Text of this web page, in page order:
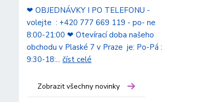
❤ OBJEDNÁVKY I PO TELEFONU -
volejte : +420 777 669 119 - po- ne
8:00-21:00 ❤ Otevírací doba našeho
obchodu v Plaské 7 v Praze je: Po-Pá :
9:30-18:... číst celé
Zobrazit všechny novinky